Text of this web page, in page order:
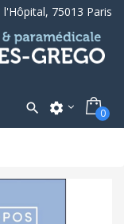
75013 Paris
 settings 0